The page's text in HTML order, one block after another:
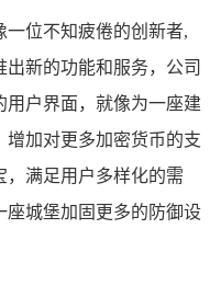
位不知疲倦的创新者,
新的功能和服务，公司
用户界面，就像为一座建
加对更多加密货币的支
满足用户多样化的需
座城堡加固更多的防御设